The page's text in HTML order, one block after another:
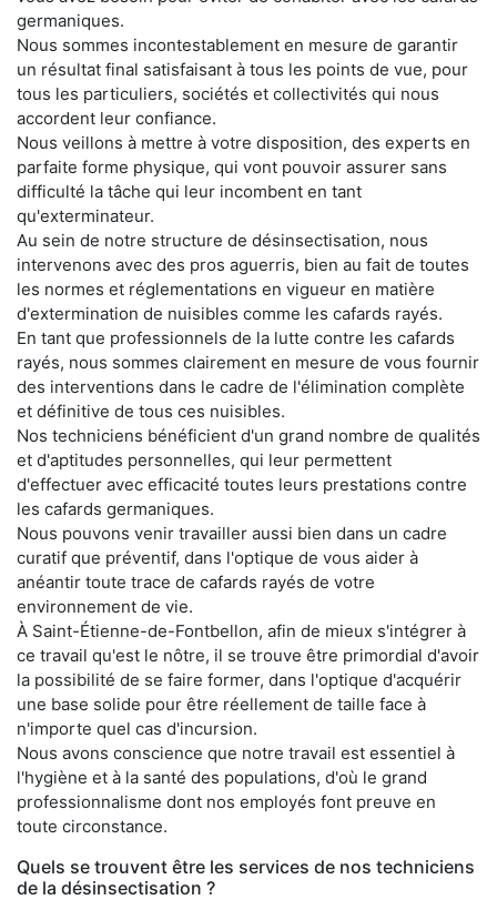
germaniques.
Nous sommes incontestablement en mesure de garantir
un résultat final satisfaisant à tous les points de vue, pour
tous les particuliers, sociétés et collectivités qui nous
accordent leur confiance.
Nous veillons à mettre à votre disposition, des experts en
parfaite forme physique, qui vont pouvoir assurer sans
difficulté la tâche qui leur incombent en tant
qu'exterminateur.
Au sein de notre structure de désinsectisation, nous
intervenons avec des pros aguerris, bien au fait de toutes
les normes et réglementations en vigueur en matière
d'extermination de nuisibles comme les cafards rayés.
En tant que professionnels de la lutte contre les cafards
rayés, nous sommes clairement en mesure de vous fournir
des interventions dans le cadre de l'élimination complète
et définitive de tous ces nuisibles.
Nos techniciens bénéficient d'un grand nombre de qualités
et d'aptitudes personnelles, qui leur permettent
d'effectuer avec efficacité toutes leurs prestations contre
les cafards germaniques.
Nous pouvons venir travailler aussi bien dans un cadre
curatif que préventif, dans l'optique de vous aider à
anéantir toute trace de cafards rayés de votre
environnement de vie.
À Saint-Étienne-de-Fontbellon, afin de mieux s'intégrer à
ce travail qu'est le nôtre, il se trouve être primordial d'avoir
la possibilité de se faire former, dans l'optique d'acquérir
une base solide pour être réellement de taille face à
n'importe quel cas d'incursion.
Nous avons conscience que notre travail est essentiel à
l'hygiène et à la santé des populations, d'où le grand
professionnalisme dont nos employés font preuve en
toute circonstance.
Quels se trouvent être les services de nos techniciens
de la désinsectisation ?